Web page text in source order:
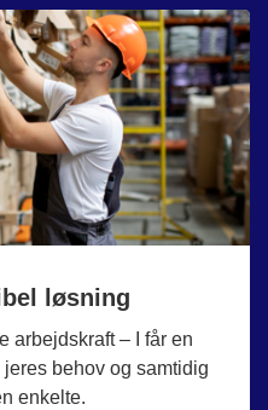
løsning
arbejdskraft – I får en
behov og samtidig
enkelte.